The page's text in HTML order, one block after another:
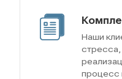
Наши
стресса,
процесс